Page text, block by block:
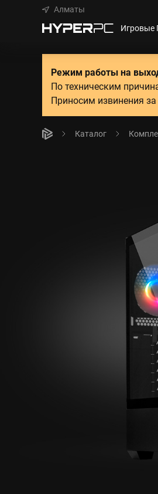
Алматы
Игровые
Режим работы на
По техническим
Приносим извинения
Каталог